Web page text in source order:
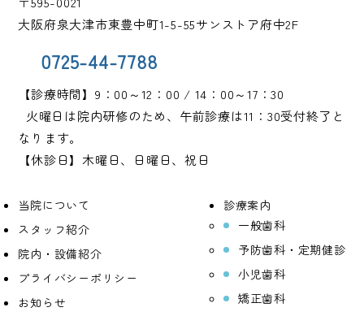
大阪府泉大津市東豊中町1-5-55サンストア府中2F
0725-44-7788
【診療時間】9：00～12：00 / 14：00～17：30
火曜日は院内研修のため、午前診療は11：30受付終了と
なります。
【休診日】木曜日、日曜日、祝日
当院について
スタッフ紹介
院内・設備紹介
プライバシーポリシー
お知らせ
診療案内
一般歯科
予防歯科・定期健診
小児歯科
矯正歯科